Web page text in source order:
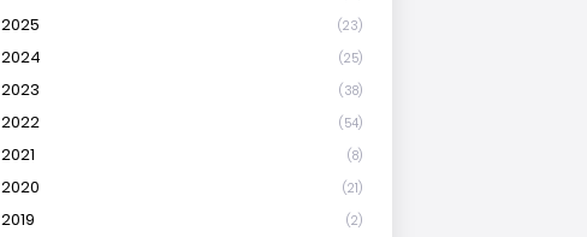
2025 (23)
2024 (25)
2023 (38)
2022 (54)
2021 (8)
2020 (21)
2019 (2)